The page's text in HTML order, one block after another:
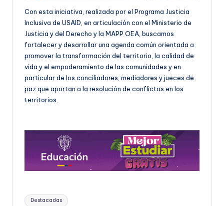
Con esta iniciativa, realizada por el Programa Justicia
Inclusiva de USAID, en articulación con el Ministerio de
Justicia y del Derecho y la MAPP OEA, buscamos
fortalecer y desarrollar una agenda común orientada a
promover la transformación del territorio, la calidad de
vida y el empoderamiento de las comunidades y en
particular de los conciliadores, mediadores y jueces de
paz que aportan a la resolución de conflictos en los
territorios.
Etiquetas:
Destacadas